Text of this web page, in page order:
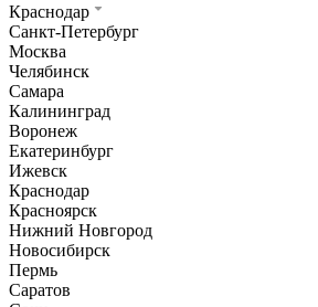
Краснодар
Санкт-Петербург
Москва
Челябинск
Самара
Калининград
Воронеж
Екатеринбург
Ижевск
Краснодар
Красноярск
Нижний Новгород
Новосибирск
Пермь
Саратов